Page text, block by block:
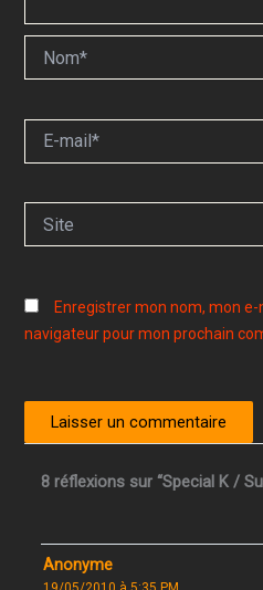
mail*
Enregistrer mon nom, mon
navigateur pour mon prochain
8 réflexions sur “Special K /
Anonyme